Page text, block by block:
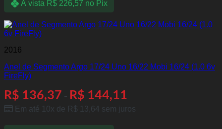
À vista R$226,57 no Pix
2016
Anel de Segmento Argo 17/24 Uno 16/22 Mobi 16/24 (1.0 6v
FireFly)
R$ 136,37 - R$ 144,11
Em até 10x de R$ 13,64 sem juros